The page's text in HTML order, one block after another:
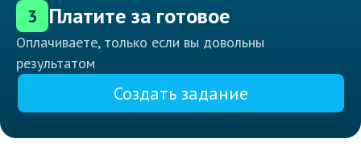
3 Платите за готовое
Оплачиваете, только если вы довольны
результатом
Создать задание